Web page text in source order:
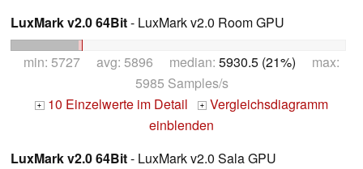
LuxMark v2.0 64Bit- LuxMark v2.0 Room GPU
min: 5727 avg: 5896 median: 5930.5 (21%) max:
5985 Samples/s
+ 10 Einzelwerte im Detail +
Vergleichsdiagramm
einblenden
LuxMark v2.0 64Bit- LuxMark v2.0 Sala GPU